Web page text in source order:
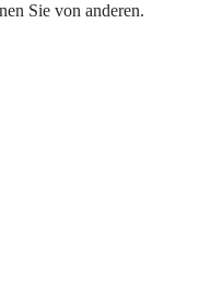
Sie von anderen.